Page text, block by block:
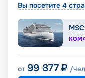
Вы посетите 4
от 99 877 ₽ /чел